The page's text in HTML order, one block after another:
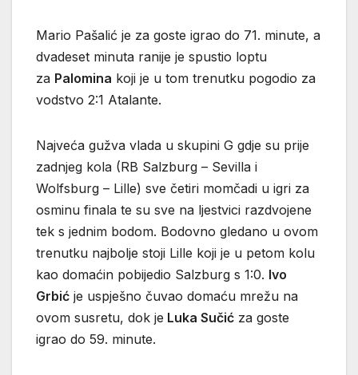
Mario Pašalić je za goste igrao do 71. minute, a
dvadeset minuta ranije je spustio loptu
za Palomina koji je u tom trenutku pogodio za
vodstvo 2:1 Atalante.
Najveća gužva vlada u skupini G gdje su prije
zadnjeg kola (RB Salzburg – Sevilla i
Wolfsburg – Lille) sve četiri momčadi u igri za
osminu finala te su sve na ljestvici razdvojene
tek s jednim bodom. Bodovno gledano u ovom
trenutku najbolje stoji Lille koji je u petom kolu
kao domaćin pobijedio Salzburg s 1:0. Ivo
Grbić je uspješno čuvao domaću mrežu na
ovom susretu, dok je Luka Sučić za goste
igrao do 59. minute.